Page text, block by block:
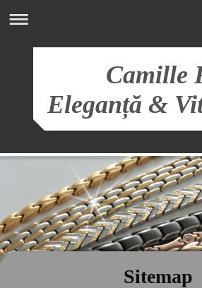
Camille
Eleganță &
Sitemap